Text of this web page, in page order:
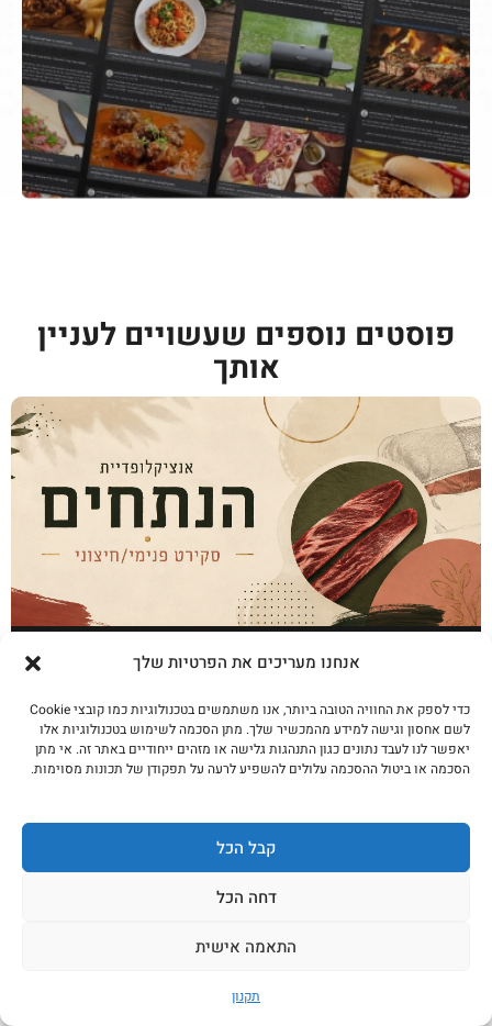
אנחנו מעריכים את הפרטיות שלך
כדי לספק את החוויה הטובה ביותר, אנו משתמשים בטכנולוגיות כמו קובצי Cookie
לשם אחסון וגישה למידע מהמכשיר שלך. מתן הסכמה לשימוש בטכנולוגיות אלו
יאפשר לנו לעבד נתונים כגון התנהגות גלישה או מזהים ייחודיים באתר זה. אי מתן
הסכמה או ביטול ההסכמה עלולים להשפיע לרעה על תפקודן של תכונות מסוימות.
קבל הכל
דחה הכל
התאמה אישית
תקנון
פוסטים נוספים שעשויים לעניין
אותך
אנציקלופדיית הנתחים · פרק 2 סקירט
לקריאה נוספת